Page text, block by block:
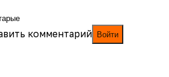
комментарий Войти